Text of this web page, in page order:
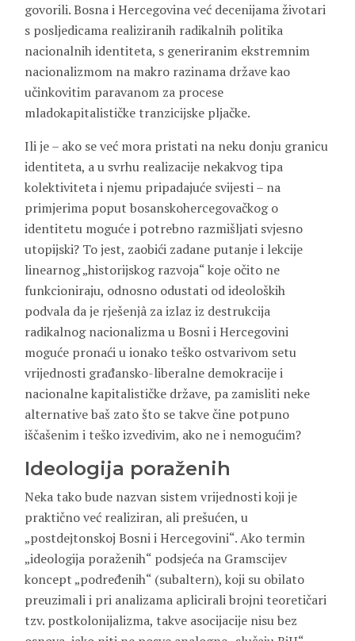
govorili. Bosna i Hercegovina već decenijama životari
s posljedicama realiziranih radikalnih politika
nacionalnih identiteta, s generiranim ekstremnim
nacionalizmom na makro razinama države kao
učinkovitim paravanom za procese
mladokapitalističke tranzicijske pljačke.
Ili je – ako se već mora pristati na neku donju granicu
identiteta, a u svrhu realizacije nekakvog tipa
kolektiviteta i njemu pripadajuće svijesti – na
primjerima poput bosanskohercegovačkog o
identitetu moguće i potrebno razmišljati svjesno
utopijski? To jest, zaobići zadane putanje i lekcije
linearnog „historijskog razvoja“ koje očito ne
funkcioniraju, odnosno odustati od ideoloških
podvala da je rješenjâ za izlaz iz destrukcija
radikalnog nacionalizma u Bosni i Hercegovini
moguće pronaći u ionako teško ostvarivom setu
vrijednosti građansko-liberalne demokracije i
nacionalne kapitalističke države, pa zamisliti neke
alternative baš zato što se takve čine potpuno
iščašenim i teško izvedivim, ako ne i nemogućim?
Ideologija poraženih
Neka tako bude nazvan sistem vrijednosti koji je
praktično već realiziran, ali prešućen, u
„postdejtonskoj Bosni i Hercegovini“. Ako termin
„ideologija poraženih“ podsjeća na Gramscijev
koncept „podređenih“ (subaltern), koji su obilato
preuzimali i pri analizama aplicirali brojni teoretičari
tzv. postkolonijalizma, takve asocijacije nisu bez